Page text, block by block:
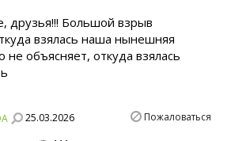
друзья!!! Большой взрыв
взялась наша нынешняя
не объясняет, откуда взялась
25.03.2026 Пожаловаться